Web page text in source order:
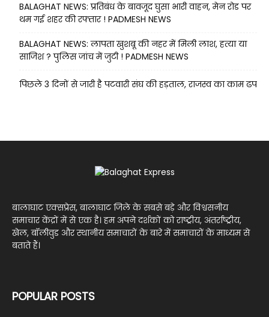
BALAGHAT NEWS: प्रतिबंध के बावजूद घुसा भारी वाहन, मेन रोड पर
थम गई शहर की रफ्तार ! PADMESH NEWS
BALAGHAT NEWS: लापता खुशबू की नहर में मिली लाश, हत्या या
साजिश ? पुलिस जांच में जुटी ! PADMESH NEWS
पिछले 3 दिनों से जारी है पटवारी संघ की हड़ताल, राजस्व का काम ढप
बालाघाट एक्सप्रेस, बालाघाट जिले के सबसे बड़े और विश्वसनीय
समाचार केंद्रों में से एक है। हम अपने दर्शकों को राष्ट्रीय, अंतर्राष्ट्रीय,
खेल, बॉलीवुड और स्थानीय समाचारों के बारे में समाचारों के माध्यम से
बताते हैं।
POPULAR POSTS